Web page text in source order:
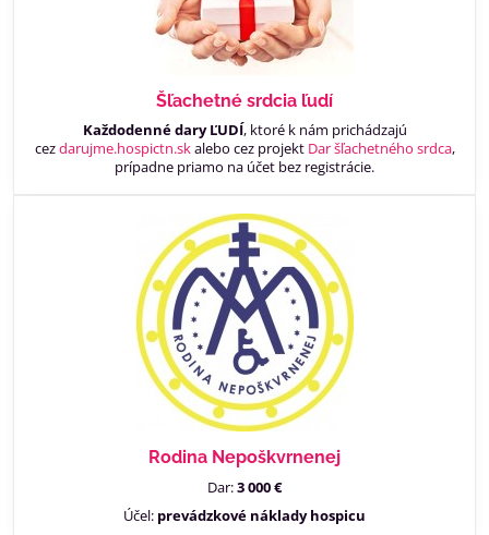
Šľachetné srdcia ľudí
Každodenné dary ĽUDÍ, ktoré k nám prichádzajú
cezdarujme.hospictn.skalebo cez projekt Dar šľachetného srdca,
prípadne priamo na účet bez registrácie.
Rodina Nepoškvrnenej
Dar:3 000 €
Účel: prevádzkové náklady hospicu